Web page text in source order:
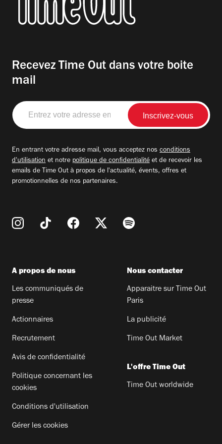
Recevez Time Out dans votre boite
mail
Entrez
votre
adresse
En entrant votre adresse mail, vous acceptez nos conditions
d'utilisation et notre politique de confidentialité et de recevoir les
emails de Time Out à propos de l'actualité, évents, offres et
promotionnelles de nos partenaires.
A propos de nous
Les communiqués de
presse
Actionnaires
Recrutement
Avis de confidentialité
Politique concernant les
cookies
Conditions d'utilisation
Gérer les cookies
Nous contacter
Apparaitre sur Time Out
Paris
La publicité
Time Out Market
L'offre Time Out
Time Out worldwide